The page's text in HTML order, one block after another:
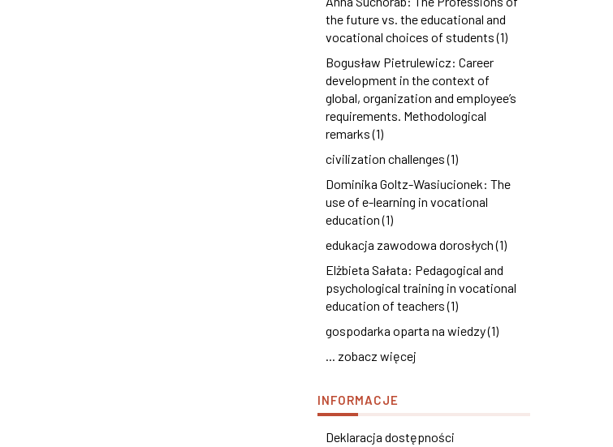
the future vs. the educational and
vocational choices of students (1)
Bogusław Pietrulewicz: Career
development in the context of
global, organization and employee’s
requirements. Methodological
remarks (1)
civilization challenges (1)
Dominika Goltz-Wasiucionek: The
use of e-learning in vocational
education (1)
edukacja zawodowa dorosłych (1)
Elżbieta Sałata: Pedagogical and
psychological training in vocational
education of teachers (1)
gospodarka oparta na wiedzy (1)
... zobacz więcej
INFORMACJE
Deklaracja dostępności